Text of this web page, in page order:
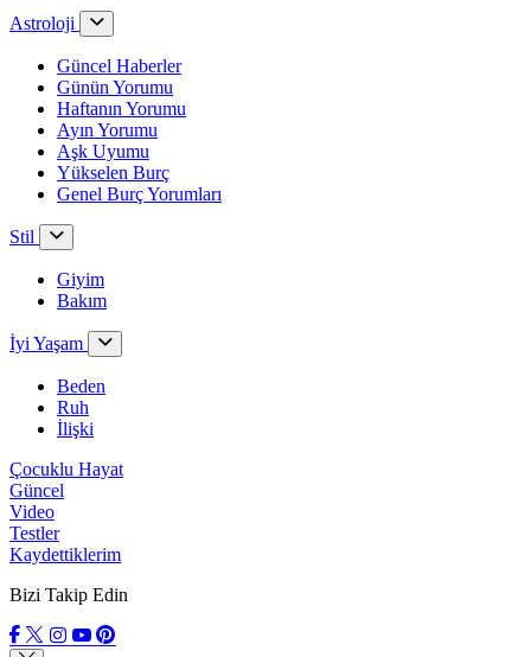
Astroloji
Güncel Haberler
Günün Yorumu
Haftanın Yorumu
Ayın Yorumu
Aşk Uyumu
Yükselen Burç
Genel Burç Yorumları
Stil
Giyim
Bakım
İyi Yaşam
Beden
Ruh
İlişki
Çocuklu Hayat
Güncel
Video
Testler
Kaydettiklerim
Bizi Takip Edin